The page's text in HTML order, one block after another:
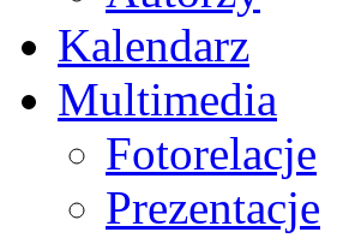
Kalendarz
Multimedia
Fotorelacje
Prezentacje